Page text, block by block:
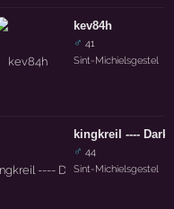
kev84h
♂ 41
Sint-Michielsgestel
kingkreil ---- Dark
♂ 44
Sint-Michielsgestel